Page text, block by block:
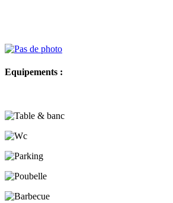
Equipements :